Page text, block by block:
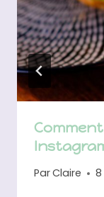
ParClaire 8